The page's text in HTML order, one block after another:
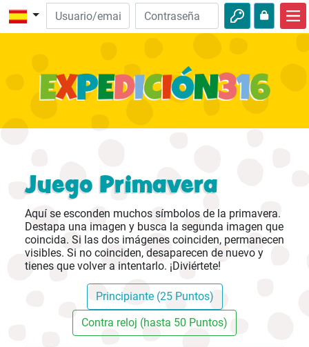
Descubre la Biblia
Aventuras
Actividades
Juego Primavera
Aquí se esconden muchos símbolos de la primavera.
Destapa una imagen y busca la segunda imagen que
coincida. Si las dos imágenes coinciden, permanecen
visibles. Si no coinciden, desaparecen de nuevo y
tienes que volver a intentarlo. ¡Diviértete!
Principiante (25 Puntos)
Contra reloj (hasta 50 Puntos)